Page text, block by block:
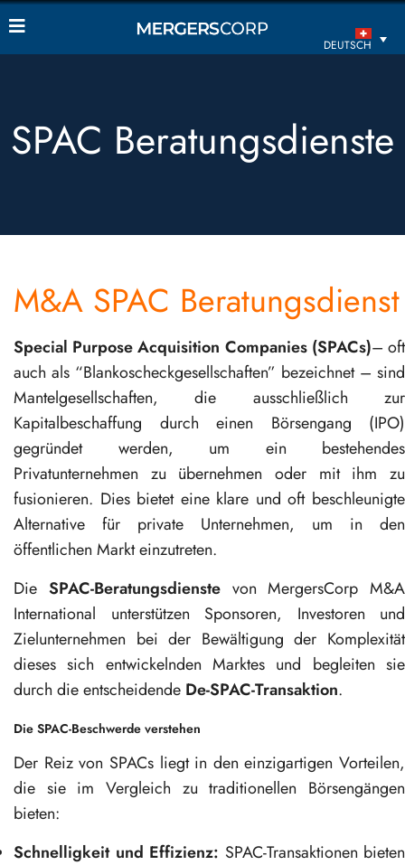
DEUTSCH
SPAC Beratungsdienste
M&A SPAC Beratungsdienst
Special Purpose Acquisition Companies (SPACs)– oft
auch als “Blankoscheckgesellschaften” bezeichnet – sind
Mantelgesellschaften, die ausschließlich zur
Kapitalbeschaffung durch einen Börsengang (IPO)
gegründet werden, um ein bestehendes
Privatunternehmen zu übernehmen oder mit ihm zu
fusionieren. Dies bietet eine klare und oft beschleunigte
Alternative für private Unternehmen, um in den
öffentlichen Markt einzutreten.
Die SPAC-Beratungsdienstevon MergersCorp M&A
International unterstützen Sponsoren, Investoren und
Zielunternehmen bei der Bewältigung der Komplexität
dieses sich entwickelnden Marktes und begleiten sie
durch die entscheidende De-SPAC-Transaktion.
Die SPAC-Beschwerde verstehen
Der Reiz von SPACs liegt in den einzigartigen Vorteilen,
die sie im Vergleich zu traditionellen Börsengängen
bieten:
Schnelligkeit und Effizienz: SPAC-Transaktionen bieten